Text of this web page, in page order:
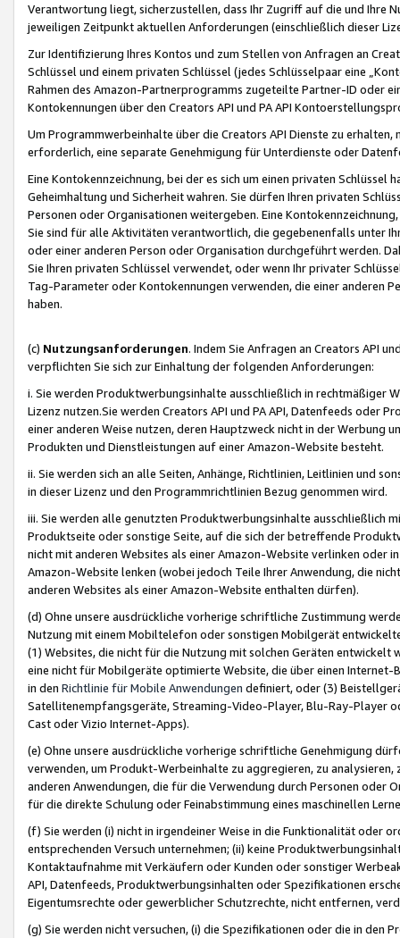
Verantwortung liegt, sicherzustellen, dass Ihr Zugriff auf die und Ihre
jeweiligen Zeitpunkt aktuellen Anforderungen (einschließlich dieser
Zur Identifizierung Ihres Kontos und zum Stellen von Anfragen an
Schlüssel und einem privaten Schlüssel (jedes Schlüsselpaar eine
Rahmen des Amazon-Partnerprogramms zugeteilte Partner-ID oder
Kontokennungen über den Creators API und PA API
Um Programmwerbeinhalte über die Creators API Dienste zu
erforderlich, eine separate Genehmigung für Unterdienste oder
Eine Kontokennzeichnung, bei der es sich um einen privaten
Geheimhaltung und Sicherheit wahren. Sie dürfen Ihren privaten
Personen oder Organisationen weitergeben. Eine
Sie sind für alle Aktivitäten verantwortlich, die gegebenenfalls unter
oder einer anderen Person oder Organisation durchgeführt werden.
Sie Ihren privaten Schlüssel verwendet, oder wenn Ihr privater
Tag-Parameter oder Kontokennungen verwenden, die einer anderen
haben.
(c) Nutzungsanforderungen. Indem Sie Anfragen an Creators API
verpflichten Sie sich zur Einhaltung der folgenden Anforderungen:
i. Sie werden Produktwerbungsinhalte ausschließlich in rechtmäßiger
Lizenz nutzen.Sie werden Creators API und PA API, Datenfeeds oder
einer anderen Weise nutzen, deren Hauptzweck nicht in der Werbung
Produkten und Dienstleistungen auf einer Amazon-Website besteht.
ii. Sie werden sich an alle Seiten, Anhänge, Richtlinien, Leitlinien und
in dieser Lizenz und den Programmrichtlinien Bezug genommen wird.
iii. Sie werden alle genutzten Produktwerbungsinhalte ausschließlich
Produktseite oder sonstige Seite, auf die sich der betreffende
nicht mit anderen Websites als einer Amazon-Website verlinken oder
Amazon-Website lenken (wobei jedoch Teile Ihrer Anwendung, die
anderen Websites als einer Amazon-Website enthalten dürfen).
(d) Ohne unsere ausdrückliche vorherige schriftliche Zustimmung
Nutzung mit einem Mobiltelefon oder sonstigen Mobilgerät
(1) Websites, die nicht für die Nutzung mit solchen Geräten
eine nicht für Mobilgeräte optimierte Website, die über einen
in den Richtlinie für Mobile Anwendungen definiert, oder (3)
Satellitenempfangsgeräte, Streaming-Video-Player, Blu-Ray-Player
Cast oder Vizio Internet-Apps).
(e) Ohne unsere ausdrückliche vorherige schriftliche Genehmigung
verwenden, um Produkt-Werbeinhalte zu aggregieren, zu
anderen Anwendungen, die für die Verwendung durch Personen
für die direkte Schulung oder Feinabstimmung eines maschinellen
(f) Sie werden (i) nicht in irgendeiner Weise in die Funktionalität oder
entsprechenden Versuch unternehmen; (ii) keine
Kontaktaufnahme mit Verkäufern oder Kunden oder sonstiger
API, Datenfeeds, Produktwerbungsinhalten oder Spezifikationen
Eigentumsrechte oder gewerblicher Schutzrechte, nicht entfernen,
(g) Sie werden nicht versuchen, (i) die Spezifikationen oder die in